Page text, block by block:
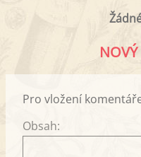
Pro vložení
Obsah: